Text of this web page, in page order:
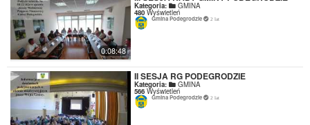
0:08:48
Kategoria: GMINA
480 Wyświetleń
Gmina Podegrodzie 2 lat
II SESJA RG PODEGRODZIE
Kategoria: GMINA
566 Wyświetleń
Gmina Podegrodzie 2 lat